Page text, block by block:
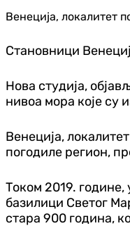
Венеција, локалитет
Становници
Нова студија,
нивоа мора које су
Венеција,
погодиле регион,
Током 2019. године,
базилици Светог
стара 900 година,